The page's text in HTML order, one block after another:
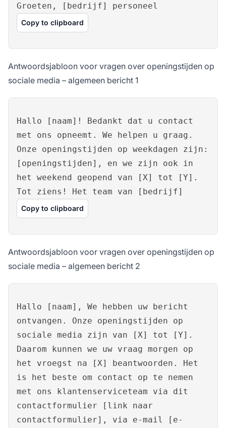
Groeten, [bedrijf] personeel
Copy to clipboard
Antwoordsjabloon voor vragen over openingstijden op
sociale media – algemeen bericht 1
Hallo [naam]! Bedankt dat u contact
met ons opneemt. We helpen u graag.
Onze openingstijden op weekdagen zijn:
[openingstijden], en we zijn ook in
het weekend geopend van [X] tot [Y].
Tot ziens! Het team van [bedrijf]
Copy to clipboard
Antwoordsjabloon voor vragen over openingstijden op
sociale media – algemeen bericht 2
Hallo [naam], We hebben uw bericht
ontvangen. Onze openingstijden op
sociale media zijn van [X] tot [Y].
Daarom kunnen we uw vraag morgen op
het vroegst na [X] beantwoorden. Het
is het beste om contact op te nemen
met ons klantenserviceteam via dit
contactformulier [link naar
contactformulier], via e-mail [e-